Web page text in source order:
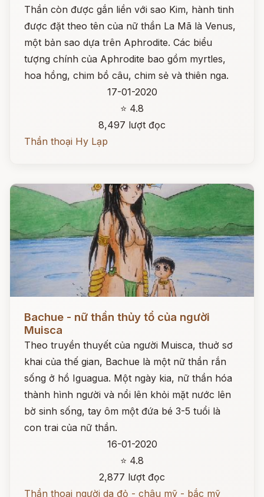
Thần còn được gắn liền với sao Kim, hành tinh
được đặt theo tên của nữ thần La Mã là Venus,
một bản sao dựa trên Aphrodite. Các biểu
tượng chính của Aphrodite bao gồm myrtles,
hoa hồng, chim bồ câu, chim sẻ và thiên nga.
17-01-2020
⭐ 4.8
8,497 lượt đọc
Thần thoại Hy Lạp
Bachue - nữ thần thủy tổ của người
Muisca
Theo truyền thuyết của người Muisca, thuở sơ
khai của thế gian, Bachue là một nữ thần rắn
sống ở hồ Iguagua. Một ngày kia, nữ thần hóa
thành hình người và nổi lên khỏi mặt nước lên
bờ sinh sống, tay ôm một đứa bé 3-5 tuổi là
con trai của nữ thần.
16-01-2020
⭐ 4.8
2,877 lượt đọc
Thần thoại người da đỏ - châu mỹ - bắc mỹ